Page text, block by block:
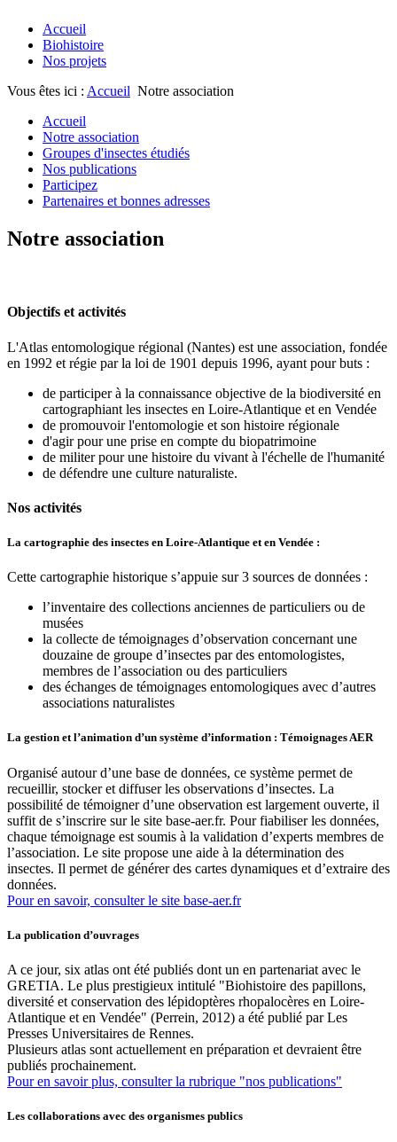
Accueil
Biohistoire
Nos projets
Vous êtes ici : Accueil Notre association
Accueil
Notre association
Groupes d'insectes étudiés
Nos publications
Participez
Partenaires et bonnes adresses
Notre association
Objectifs et activités
L'Atlas entomologique régional (Nantes) est une association, fondée
en 1992 et régie par la loi de 1901 depuis 1996, ayant pour buts :
de participer à la connaissance objective de la biodiversité en
cartographiant les insectes en Loire-Atlantique et en Vendée
de promouvoir l'entomologie et son histoire régionale
d'agir pour une prise en compte du biopatrimoine
de militer pour une histoire du vivant à l'échelle de l'humanité
de défendre une culture naturaliste.
Nos activités
La cartographie des insectes en Loire-Atlantique et en Vendée :
Cette cartographie historique s’appuie sur 3 sources de données :
l’inventaire des collections anciennes de particuliers ou de
musées
la collecte de témoignages d’observation concernant une
douzaine de groupe d’insectes par des entomologistes,
membres de l’association ou des particuliers
des échanges de témoignages entomologiques avec d’autres
associations naturalistes
La gestion et l’animation d’un système d’information : Témoignages AER
Organisé autour d’une base de données, ce système permet de
recueillir, stocker et diffuser les observations d’insectes. La
possibilité de témoigner d’une observation est largement ouverte, il
suffit de s’inscrire sur le site base-aer.fr. Pour fiabiliser les données,
chaque témoignage est soumis à la validation d’experts membres de
l’association. Le site propose une aide à la détermination des
insectes. Il permet de générer des cartes dynamiques et d’extraire des
données.
Pour en savoir, consulter le site base-aer.fr
La publication d’ouvrages
A ce jour, six atlas ont été publiés dont un en partenariat avec le
GRETIA. Le plus prestigieux intitulé "Biohistoire des papillons,
diversité et conservation des lépidoptères rhopalocères en Loire-
Atlantique et en Vendée" (Perrein, 2012) a été publié par Les
Presses Universitaires de Rennes.
Plusieurs atlas sont actuellement en préparation et devraient être
publiés prochainement.
Pour en savoir plus, consulter la rubrique "nos publications"
Les collaborations avec des organismes publics